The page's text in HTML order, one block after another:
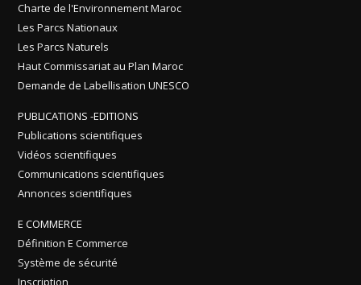
Charte de l'Environnement Maroc
Les Parcs Nationaux
Les Parcs Naturels
Haut Commissariat au Plan Maroc
Demande de Labellisation UNESCO
PUBLICATIONS -EDITIONS
Publications scientifiques
Vidéos scientifiques
Communications scientifiques
Annonces scientifiques
E COMMERCE
Définition E Commerce
Système de sécurité
Inscription